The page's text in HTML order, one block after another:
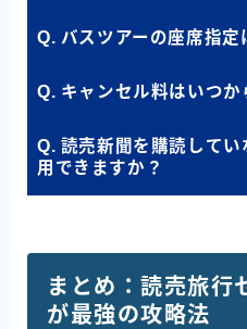
Q. バスツアーの座席指定
Q. キャンセル料はいつか
Q. 読売新聞を購読してい
用できますか？
まとめ：読売旅行
が最強の攻略法